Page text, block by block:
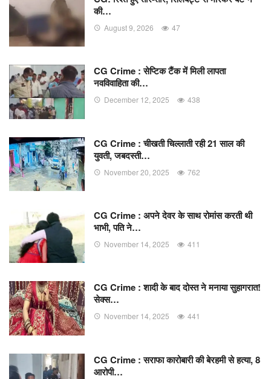
की…
August 9, 2026 47
CG Crime : सेप्टिक टैंक में मिली लापता
नवविवाहिता की…
December 12, 2025 438
CG Crime : चीखती चिल्लाती रही 21 साल की
युवती, जबदस्ती…
November 20, 2025 762
CG Crime : अपने देवर के साथ रोमांस करती थी
भाभी, पति ने…
November 14, 2025 411
CG Crime : शादी के बाद दोस्त ने मनाया सुहागरात!
सेक्स…
November 14, 2025 441
CG Crime : सराफा कारोबारी की बेरहमी से हत्या, 8
आरोपी…